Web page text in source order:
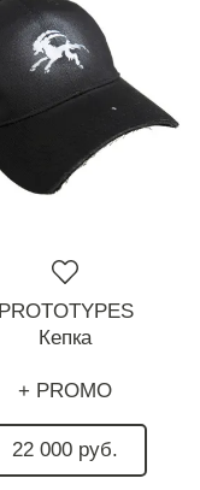
PROTOTYPES
Кепка
+ PROMO
22 000 руб.